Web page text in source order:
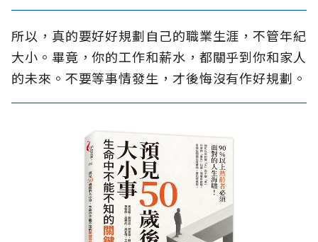
所以，真的要好好規劃自己的職業生涯，不管年紀
大小。畢竟，你的工作和薪水，都關乎到你和家人
的未來。不要等事情發生，才後悔沒有作好規劃。